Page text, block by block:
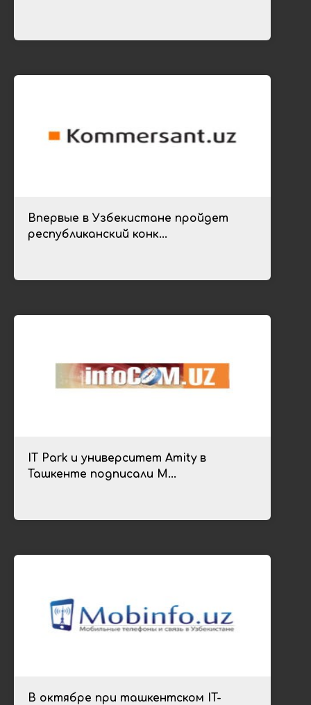
Впервые в Узбекистане пройдет
республиканский конк...
IT Park и университет Amity в
Ташкенте подписали М...
В октябре при ташкентском IT-